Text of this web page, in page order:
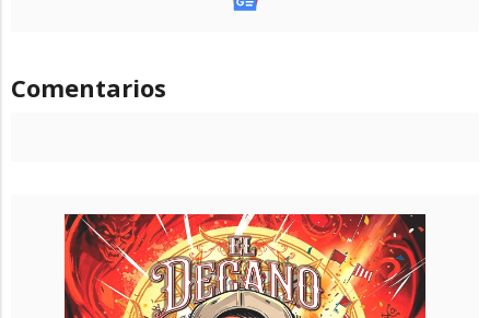
Comentarios